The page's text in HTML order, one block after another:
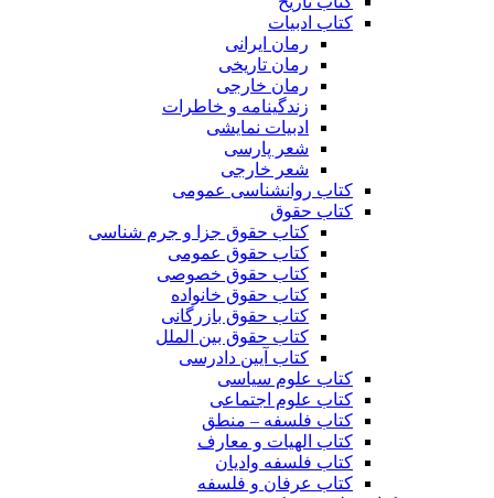
کتاب ادبیات
رمان ایرانی
رمان تاریخی
رمان خارجی
زندگینامه و خاطرات
ادبیات نمایشی
شعر پارسی
شعر خارجی
کتاب روانشناسی عمومی
کتاب حقوق
کتاب حقوق جزا و جرم شناسی
کتاب حقوق عمومی
کتاب حقوق خصوصی
کتاب حقوق خانواده
کتاب حقوق بازرگانی
کتاب حقوق بین الملل
کتاب آیین دادرسی
کتاب علوم سیاسی
کتاب علوم اجتماعی
کتاب فلسفه – منطق
کتاب الهیات و معارف
کتاب فلسفه وادیان
کتاب عرفان و فلسفه